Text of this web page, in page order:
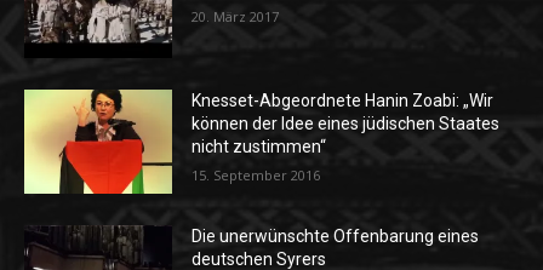
20. März 2017
Knesset-Abgeordnete Hanin Zoabi: „Wir
können der Idee eines jüdischen Staates
nicht zustimmen“
15. September 2016
Die unerwünschte Offenbarung eines
deutschen Syrers